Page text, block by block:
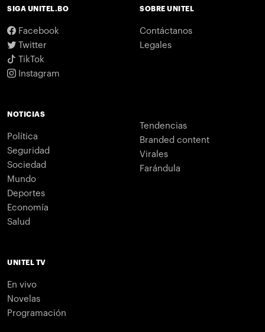
SIGA UNITEL.BO
Facebook
Twitter
TikTok
Instagram
SOBRE UNITEL
Contáctanos
Legales
NOTICIAS
Política
Seguridad
Sociedad
Mundo
Deportes
Economía
Salud
Tendencias
Branded content
Virales
Farándula
UNITEL TV
En vivo
Novelas
Programación